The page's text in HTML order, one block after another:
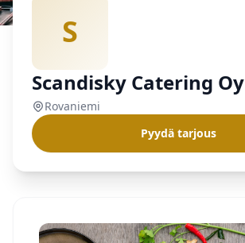
S
Scandisky Catering Oy
Rovaniemi
Pyydä tarjous